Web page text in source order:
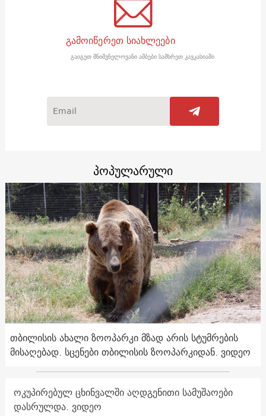
გამოიწერეთ სიახლეები
გაიგეთ მნიშვნელოვანი ამბები სამხრეთ კავკასიაში
პოპულარული
თბილისის ახალი ზოოპარკი მზად არის სტუმრების
მისაღებად. სცენები თბილისის ზოოპარკიდან. ვიდეო
ოკუპირებულ ცხინვალში აღდგენითი სამუშაოები
დასრულდა. ვიდეო